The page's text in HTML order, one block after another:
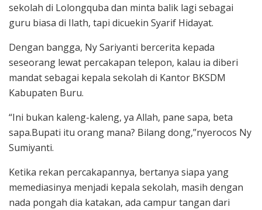
sekolah di Lolongquba dan minta balik lagi sebagai
guru biasa di Ilath, tapi dicuekin Syarif Hidayat.
Dengan bangga, Ny Sariyanti bercerita kepada
seseorang lewat percakapan telepon, kalau ia diberi
mandat sebagai kepala sekolah di Kantor BKSDM
Kabupaten Buru.
“Ini bukan kaleng-kaleng, ya Allah, pane sapa, beta
sapa.Bupati itu orang mana? Bilang dong,”nyerocos Ny
Sumiyanti.
Ketika rekan percakapannya, bertanya siapa yang
memediasinya menjadi kepala sekolah, masih dengan
nada pongah dia katakan, ada campur tangan dari